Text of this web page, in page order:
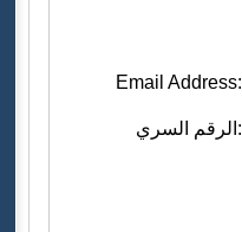
Email Address:
الرقم السري: